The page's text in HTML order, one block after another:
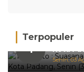
Terpopuler
1
Hujan
Kota
Senin, 03